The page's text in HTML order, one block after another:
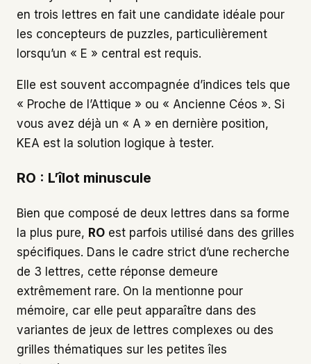
en trois lettres en fait une candidate idéale pour
les concepteurs de puzzles, particulièrement
lorsqu’un « E » central est requis.
Elle est souvent accompagnée d’indices tels que
« Proche de l’Attique » ou « Ancienne Céos ». Si
vous avez déjà un « A » en dernière position,
KEA est la solution logique à tester.
RO : L’îlot minuscule
Bien que composé de deux lettres dans sa forme
la plus pure, RO est parfois utilisé dans des grilles
spécifiques. Dans le cadre strict d’une recherche
de 3 lettres, cette réponse demeure
extrêmement rare. On la mentionne pour
mémoire, car elle peut apparaître dans des
variantes de jeux de lettres complexes ou des
grilles thématiques sur les petites îles